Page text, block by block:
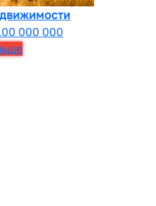
000 000